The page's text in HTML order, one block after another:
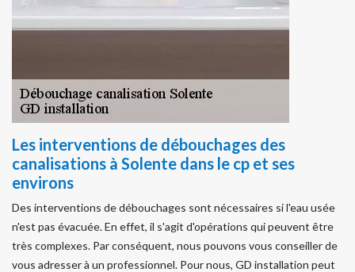
Les interventions de débouchages des
canalisations à Solente dans le cp et ses
environs
Des interventions de débouchages sont nécessaires si l'eau usée
n'est pas évacuée. En effet, il s'agit d'opérations qui peuvent être
très complexes. Par conséquent, nous pouvons vous conseiller de
vous adresser à un professionnel. Pour nous, GD installation peut